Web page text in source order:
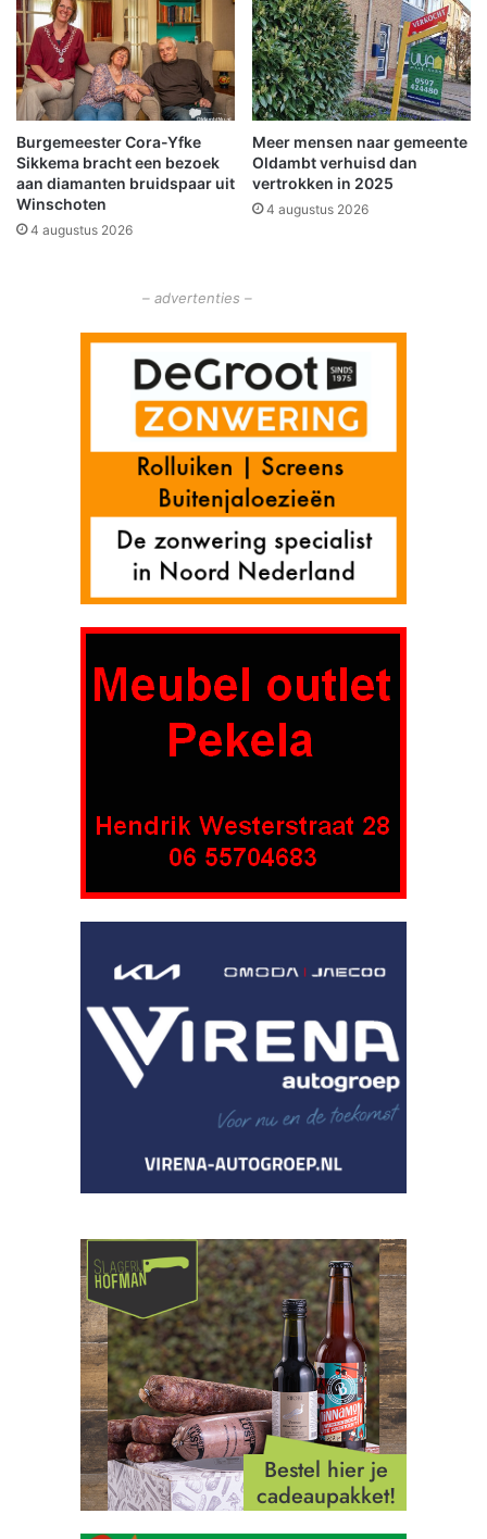
pm
e
t
d
e
n
i
e
u
w
e
Burgemeester Cora-Yfke
Sikkema bracht een bezoek
aan diamanten bruidspaar uit
Winschoten
4 augustus 2026
Meer mensen naar gemeente
Oldambt verhuisd dan
vertrokken in 2025
4 augustus 2026
– advertenties –